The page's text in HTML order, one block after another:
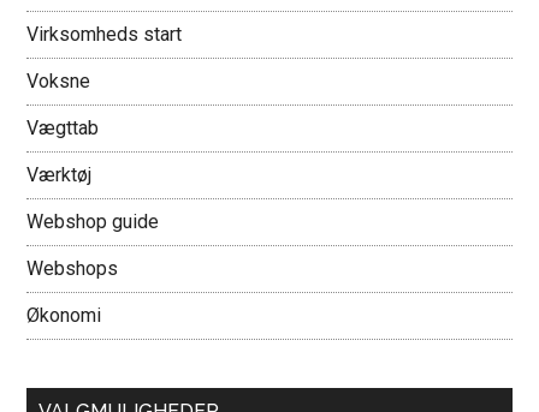
Virksomheds start
Voksne
Vægttab
Værktøj
Webshop guide
Webshops
Økonomi